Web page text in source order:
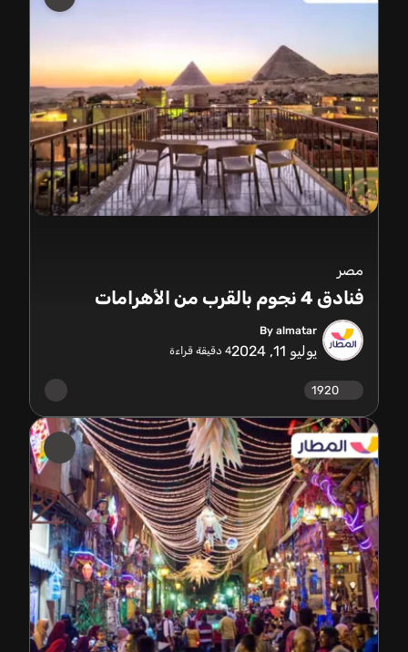
مصر
فنادق 4 نجوم بالقرب من الأهرامات
By almatar
يوليو 11, 2024 4 دقيقة قراءة
1920